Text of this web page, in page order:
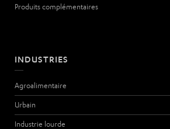
Produits complémentaires
INDUSTRIES
Agroalimentaire
Urbain
Industrie lourde